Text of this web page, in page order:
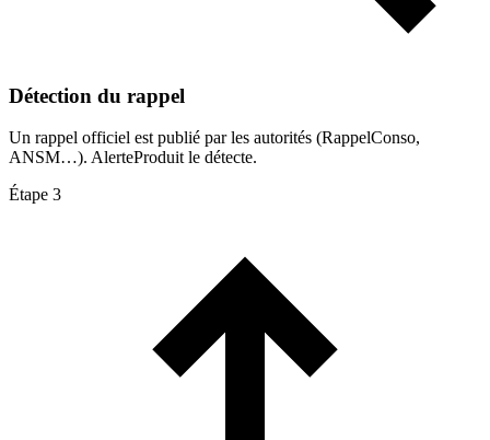
Détection du rappel
Un rappel officiel est publié par les autorités (RappelConso,
ANSM…). AlerteProduit le détecte.
Étape 3